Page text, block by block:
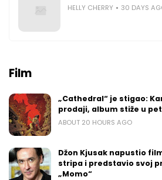
HELLY CHERRY 30 DAYS
Film
„Cathedral“ je stigao:
prodaji, album stiže u
ABOUT 20 HOURS AGO
Džon Kjusak napustio
stripa i predstavio svoj
„Momo“